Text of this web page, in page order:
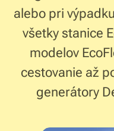
alebo pri
všetky stanice
modelov
cestovanie až
generátory